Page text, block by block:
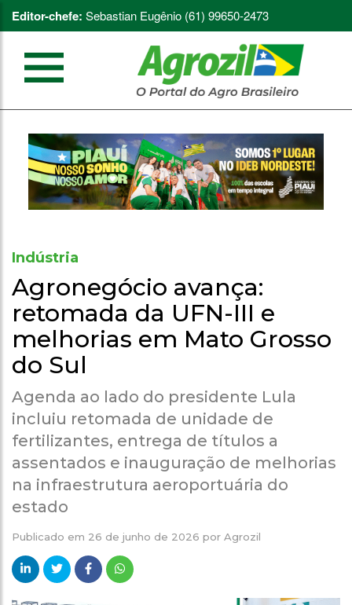
Editor-chefe: Sebastian Eugênio (61) 99650-2473
Indústria
Agronegócio avança:
retomada da UFN-III e
melhorias em Mato Grosso
do Sul
Agenda ao lado do presidente Lula
incluiu retomada de unidade de
fertilizantes, entrega de títulos a
assentados e inauguração de melhorias
na infraestrutura aeroportuária do
estado
Publicado em 26 de junho de 2026 por Agrozil